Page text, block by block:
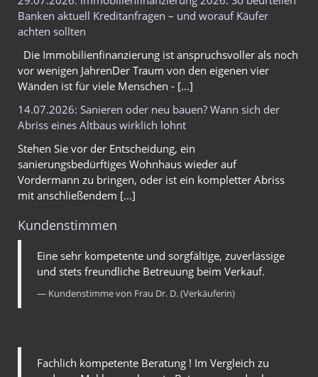
Banken aktuell Kreditanfragen – und worauf Käufer
achten sollten
Die Immobilienfinanzierung ist anspruchsvoller als noch
vor wenigen JahrenDer Traum von den eigenen vier
Wänden ist für viele Menschen - [...]
14.07.2026: Sanieren oder neu bauen? Wann sich der
Abriss eines Altbaus wirklich lohnt
Stehen Sie vor der Entscheidung, ein
sanierungsbedürftiges Wohnhaus wieder auf
Vordermann zu bringen, oder ist ein kompletter Abriss
mit anschließendem [...]
Kundenstimmen
Eine sehr kompetente und sorgfältige, zuverlässige
und stets freundliche Betreuung beim Verkauf.
Kundenstimme von Frau Dr. D. (Verkäuferin)
Fachlich kompetente Beratung ! Im Vergleich zu